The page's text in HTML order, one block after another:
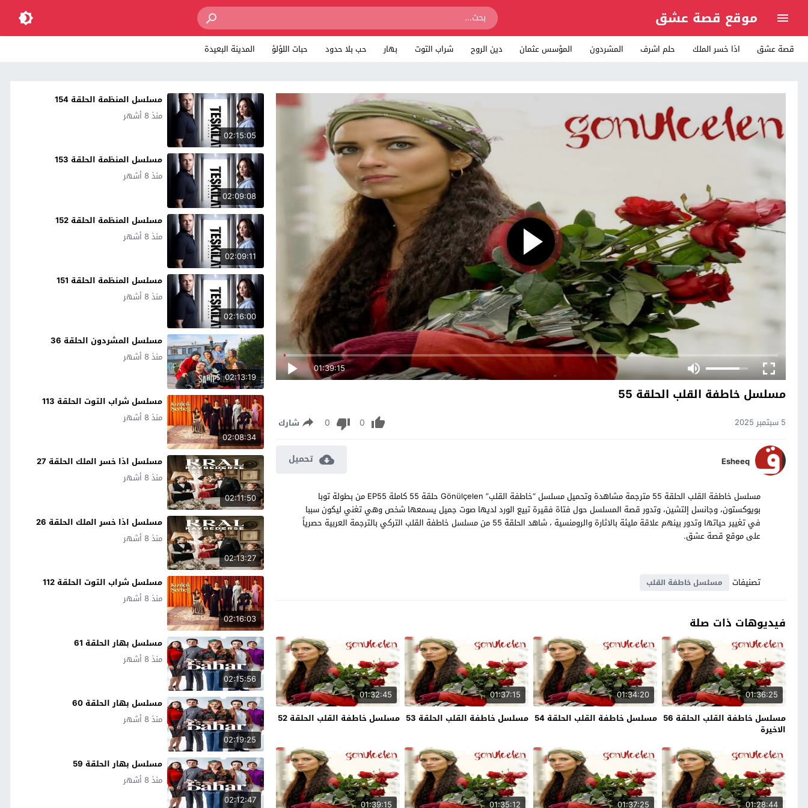
موقع قصة عشق
قصة عشق اذا خسر الملك حلم اشرف المشردون المؤسس عثمان دين الروح شراب التوت بهار حب بلا حدود حبات اللؤلؤ المدينة البعيدة
01:39:15
مسلسل خاطفة القلب الحلقة 55
5 سبتمبر 2025 0
0 شارك
Esheeq تحميل
مسلسل خاطفة القلب الحلقة 55 مترجمة مشاهدة وتحميل مسلسل “خاطفة القلب” Gönülçelen حلقة 55 كاملة EP55 من بطولة توبا
بويوكستون، وجانسل إلتشين، وتدور قصة المسلسل حول فتاة فقيرة تبيع الورد لديها صوت جميل يسمعها شخص وهي تغني ليكون سببا
في تغيير حياتها وتدور بينهم علاقة مليئة بالاثارة والرومنسية ، شاهد الحلقة 55 من مسلسل خاطفة القلب التركي بالترجمة العربية حصرياً
على موقع قصة عشق.
تصنيفات مسلسل خاطفة القلب
فيديوهات ذات صلة
01:36:25
مسلسل خاطفة القلب الحلقة 56
الاخيرة
01:34:20
مسلسل خاطفة القلب الحلقة 54
01:37:15
مسلسل خاطفة القلب الحلقة 53
01:32:45
مسلسل خاطفة القلب الحلقة 52
01:28:44
01:37:25
01:35:12
01:39:15
02:15:05
مسلسل المنظمة الحلقة 154
منذ 8 أشهر
02:09:08
مسلسل المنظمة الحلقة 153
منذ 8 أشهر
02:09:11
مسلسل المنظمة الحلقة 152
منذ 8 أشهر
02:16:00
مسلسل المنظمة الحلقة 151
منذ 8 أشهر
02:13:19
مسلسل المشردون الحلقة 36
منذ 8 أشهر
02:08:34
مسلسل شراب التوت الحلقة 113
منذ 8 أشهر
02:11:50
مسلسل اذا خسر الملك الحلقة 27
منذ 8 أشهر
02:13:27
مسلسل اذا خسر الملك الحلقة 26
منذ 8 أشهر
02:16:03
مسلسل شراب التوت الحلقة 112
منذ 8 أشهر
02:15:56
مسلسل بهار الحلقة 61
منذ 8 أشهر
02:19:25
مسلسل بهار الحلقة 60
منذ 8 أشهر
02:12:47
مسلسل بهار الحلقة 59
منذ 8 أشهر